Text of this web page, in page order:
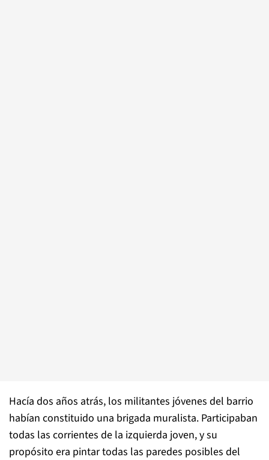
Hacía dos años atrás, los militantes jóvenes del barrio
habían constituido una brigada muralista. Participaban
todas las corrientes de la izquierda joven, y su
propósito era pintar todas las paredes posibles del